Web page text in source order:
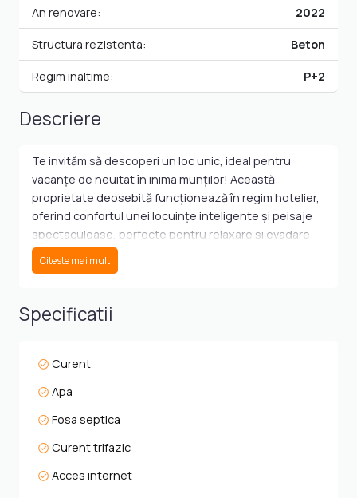
An renovare: 2022
Structura rezistenta: Beton
Regim inaltime: P+2
Descriere
Te invităm să descoperi un loc unic, ideal pentru
vacanțe de neuitat în inima munților! Această
proprietate deosebită funcționează în regim hotelier,
oferind confortul unei locuințe inteligente și peisaje
spectaculoase, perfecte pentru relaxare și evadare
din cotidian.
smart, pentru un control ușor de la distanță . Designul
modern se îmbină armonios cu peisajul montan,
turiști, cât și pentru un refugiu personal.
Beneficii și facilități:
pentru peisajele sale montane și aerul curat.
Proprietatea este complet mobilată și dotată cu
Citeste mai mult
Specificatii
Curent
Apa
Fosa septica
Curent trifazic
Acces internet